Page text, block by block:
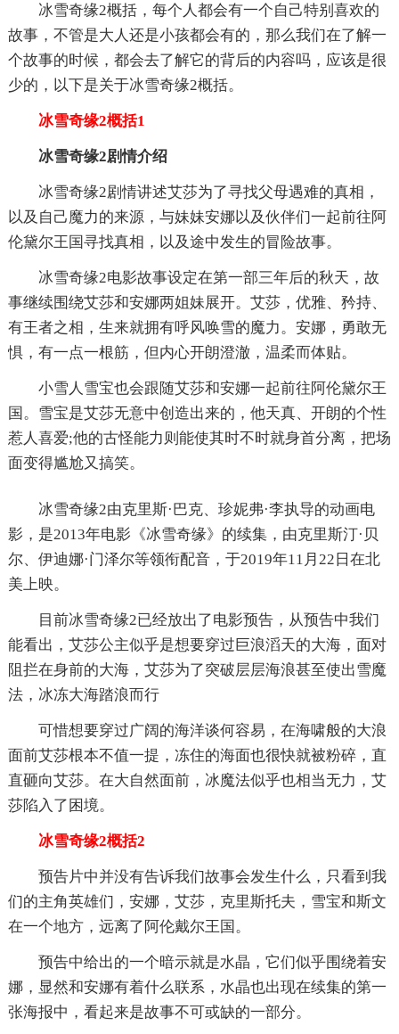
冰雪奇缘2概括，每个人都会有一个自己特别喜欢的
故事，不管是大人还是小孩都会有的，那么我们在了解一
个故事的时候，都会去了解它的背后的内容吗，应该是很
少的，以下是关于冰雪奇缘2概括。
冰雪奇缘2概括1
冰雪奇缘2剧情介绍
冰雪奇缘2剧情讲述艾莎为了寻找父母遇难的真相，
以及自己魔力的来源，与妹妹安娜以及伙伴们一起前往阿
伦黛尔王国寻找真相，以及途中发生的冒险故事。
冰雪奇缘2电影故事设定在第一部三年后的秋天，故
事继续围绕艾莎和安娜两姐妹展开。艾莎，优雅、矜持、
有王者之相，生来就拥有呼风唤雪的魔力。安娜，勇敢无
惧，有一点一根筋，但内心开朗澄澈，温柔而体贴。
小雪人雪宝也会跟随艾莎和安娜一起前往阿伦黛尔王
国。雪宝是艾莎无意中创造出来的，他天真、开朗的个性
惹人喜爱;他的古怪能力则能使其时不时就身首分离，把场
面变得尴尬又搞笑。
冰雪奇缘2由克里斯·巴克、珍妮弗·李执导的动画电
影，是2013年电影《冰雪奇缘》的续集，由克里斯汀·贝
尔、伊迪娜·门泽尔等领衔配音，于2019年11月22日在北
美上映。
目前冰雪奇缘2已经放出了电影预告，从预告中我们
能看出，艾莎公主似乎是想要穿过巨浪滔天的大海，面对
阻拦在身前的大海，艾莎为了突破层层海浪甚至使出雪魔
法，冰冻大海踏浪而行
可惜想要穿过广阔的海洋谈何容易，在海啸般的大浪
面前艾莎根本不值一提，冻住的海面也很快就被粉碎，直
直砸向艾莎。在大自然面前，冰魔法似乎也相当无力，艾
莎陷入了困境。
冰雪奇缘2概括2
预告片中并没有告诉我们故事会发生什么，只看到我
们的主角英雄们，安娜，艾莎，克里斯托夫，雪宝和斯文
在一个地方，远离了阿伦戴尔王国。
预告中给出的一个暗示就是水晶，它们似乎围绕着安
娜，显然和安娜有着什么联系，水晶也出现在续集的第一
张海报中，看起来是故事不可或缺的一部分。